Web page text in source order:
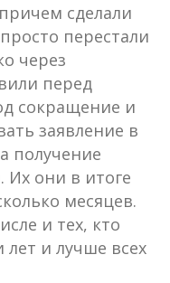
сделали
перестали
через
перед
сокращение и
заявление в
получение
Их они в итоге
месяцев.
и тех, кто
и лучше всех